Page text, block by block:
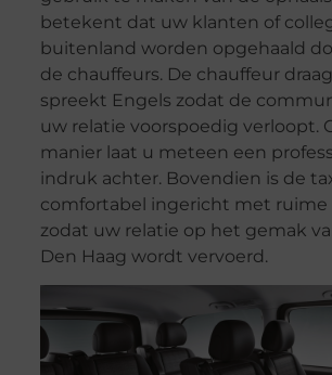
betekent dat uw klanten of
buitenland worden opgehaald
de chauffeurs. De chauffeur
spreekt Engels zodat de
uw relatie voorspoedig verloopt.
manier laat u meteen een
indruk achter. Bovendien is de
comfortabel ingericht met ruime
zodat uw relatie op het gemak
Den Haag wordt vervoerd.